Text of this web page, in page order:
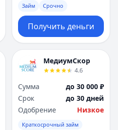
Займ Срочно
Получить деньги
МедиумСкор
4.6
Сумма
до 30 000 ₽
Срок
до 30 дней
Одобрение
Низкое
Краткосрочный займ